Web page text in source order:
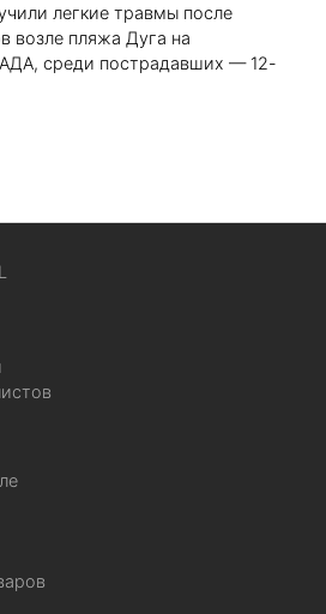
легкие травмы после
возле пляжа Дуга на
среди пострадавших — 12-